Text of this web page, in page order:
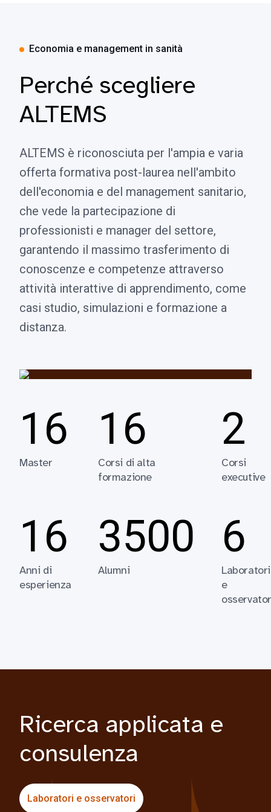
Economia e management in sanità
Perché scegliere
ALTEMS
ALTEMS è riconosciuta per l'ampia e varia
offerta formativa post-laurea nell'ambito
dell'economia e del management sanitario,
che vede la partecipazione di
professionisti e manager del settore,
garantendo il massimo trasferimento di
conoscenze e competenze attraverso
attività interattive di apprendimento, come
casi studio, simulazioni e formazione a
distanza.
16
Master
16
Corsi di alta
formazione
2
Corsi
executive
16
Anni di
esperienza
3500
Alumni
6
Laboratori
e
Ricerca applicata e
consulenza
Laboratori e osservatori